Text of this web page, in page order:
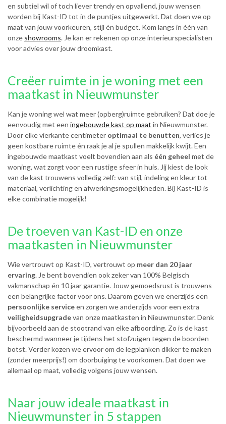
en subtiel wil of toch liever trendy en opvallend, jouw wensen
worden bij Kast-ID tot in de puntjes uitgewerkt. Dat doen we op
maat van jouw voorkeuren, stijl én budget. Kom langs in één van
onze showrooms. Je kan er rekenen op onze interieurspecialisten
voor advies over jouw droomkast.
Creëer ruimte in je woning met een
maatkast in Nieuwmunster
Kan je woning wel wat meer (opberg)ruimte gebruiken? Dat doe je
eenvoudig met een ingebouwde kast op maat in Nieuwmunster.
Door elke vierkante centimeter optimaal te benutten, verlies je
geen kostbare ruimte én raak je al je spullen makkelijk kwijt. Een
ingebouwde maatkast voelt bovendien aan als één geheel met de
woning, wat zorgt voor een rustige sfeer in huis. Jij kiest de look
van de kast trouwens volledig zelf: van stijl, indeling en kleur tot
materiaal, verlichting en afwerkingsmogelijkheden. Bij Kast-ID is
elke combinatie mogelijk!
De troeven van Kast-ID en onze
maatkasten in Nieuwmunster
Wie vertrouwt op Kast-ID, vertrouwt op meer dan 20 jaar
ervaring. Je bent bovendien ook zeker van 100% Belgisch
vakmanschap én 10 jaar garantie. Jouw gemoedsrust is trouwens
een belangrijke factor voor ons. Daarom geven we enerzijds een
persoonlijke serviceen zorgen we anderzijds voor een extra
veiligheidsupgradevan onze maatkasten in Nieuwmunster. Denk
bijvoorbeeld aan de stootrand van elke afboording. Zo is de kast
beschermd wanneer je tijdens het stofzuigen tegen de boorden
botst. Verder kozen we ervoor om de legplanken dikker te maken
(zonder meerprijs!) om doorbuiging te voorkomen. Dat doen we
allemaal op maat, volledig volgens jouw wensen.
Naar jouw ideale maatkast in
Nieuwmunster in 5 stappen